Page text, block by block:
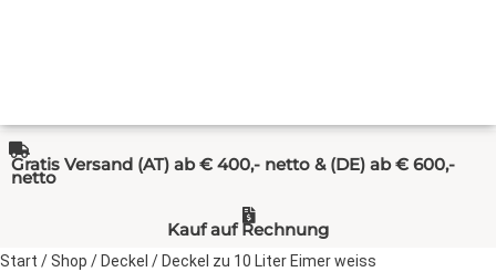
Gratis Versand (AT) ab € 400,- netto & (DE) ab € 600,-
netto
Kauf auf Rechnung
Start /Shop / Deckel / Deckel zu 10 Liter Eimer weiss